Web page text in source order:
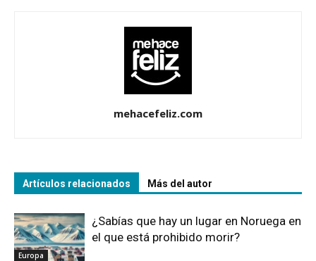
mehacefeliz.com
Artículos relacionados Más del autor
Europa
¿Sabías que hay un lugar en Noruega en
el que está prohibido morir?